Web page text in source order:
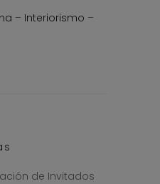
– Interiorismo –
de Invitados